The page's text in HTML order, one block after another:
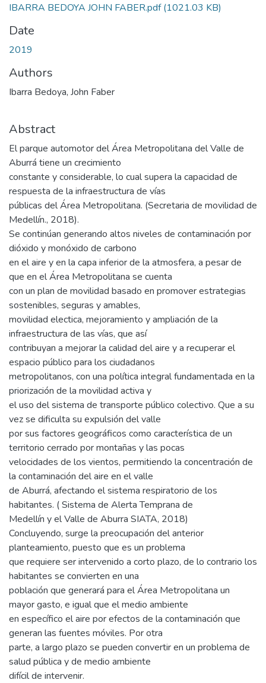
IBARRA BEDOYA JOHN FABER.pdf(1021.03 KB)
Date
2019
Authors
Ibarra Bedoya, John Faber
Abstract
El parque automotor del Área Metropolitana del Valle de
Aburrá tiene un crecimiento
constante y considerable, lo cual supera la capacidad de
respuesta de la infraestructura de vías
públicas del Área Metropolitana. (Secretaria de movilidad de
Medellín., 2018).
Se continúan generando altos niveles de contaminación por
dióxido y monóxido de carbono
en el aire y en la capa inferior de la atmosfera, a pesar de
que en el Área Metropolitana se cuenta
con un plan de movilidad basado en promover estrategias
sostenibles, seguras y amables,
movilidad electica, mejoramiento y ampliación de la
infraestructura de las vías, que así
contribuyan a mejorar la calidad del aire y a recuperar el
espacio público para los ciudadanos
metropolitanos, con una política integral fundamentada en la
priorización de la movilidad activa y
el uso del sistema de transporte público colectivo. Que a su
vez se dificulta su expulsión del valle
por sus factores geográficos como característica de un
territorio cerrado por montañas y las pocas
velocidades de los vientos, permitiendo la concentración de
la contaminación del aire en el valle
de Aburrá, afectando el sistema respiratorio de los
habitantes. ( Sistema de Alerta Temprana de
Medellín y el Valle de Aburra SIATA, 2018)
Concluyendo, surge la preocupación del anterior
planteamiento, puesto que es un problema
que requiere ser intervenido a corto plazo, de lo contrario los
habitantes se convierten en una
población que generará para el Área Metropolitana un
mayor gasto, e igual que el medio ambiente
en específico el aire por efectos de la contaminación que
generan las fuentes móviles. Por otra
parte, a largo plazo se pueden convertir en un problema de
salud pública y de medio ambiente
difícil de intervenir.